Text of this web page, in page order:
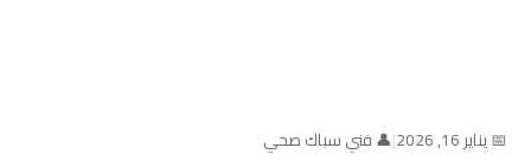
📅 يناير 16, 2026 |👤 فني سباك صحي